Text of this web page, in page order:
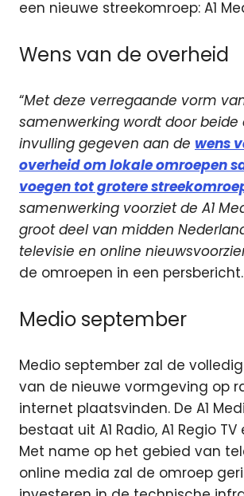
een nieuwe streekomroep: A1
Wens van de overheid
“Met deze verregaande vorm
samenwerking wordt door beide
invulling gegeven aan de wens
overheid om lokale omroepen
voegen tot grotere
samenwerking voorziet de A1
groot deel van midden
televisie en online
de omroepen in een persbericht.
Medio september
Medio september zal de
van de nieuwe vormgeving op
internet plaatsvinden. De A1
bestaat uit A1 Radio, A1 Regio TV
Met name op het gebied van
online media zal de omroep